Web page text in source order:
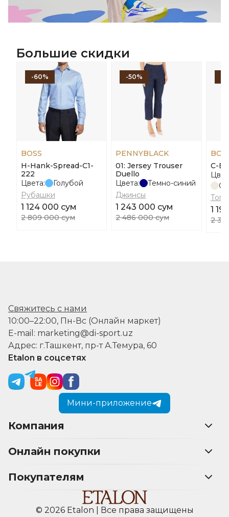
Большие скидки
-60%
BOSS
H-Hank-Spread-C1-
222
Цвета:
Голубой
Рубашки
1 124 000 сум
2 809 000 сум
-50%
PENNYBLACK
01: Jersey Trouser
Duello
Цвета:
Темно-синий
Джинсы
1 243 000 сум
2 486 000 сум
С-
Топы
1
2
Свяжитесь с нами
10:00–22:00, Пн-Вс (Онлайн маркет)
E-mail: marketing@di-sport.uz
Адрес: г.Ташкент, пр-т А.Темура, 60
Etalon в соцсетях
Мини-приложение
Компания
Онлайн покупки
Покупателям
© 2026 Etalon | Все права защищены